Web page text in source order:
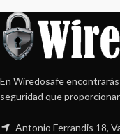
En Wiredosafe
seguridad que
Antonio Ferrandis 18,